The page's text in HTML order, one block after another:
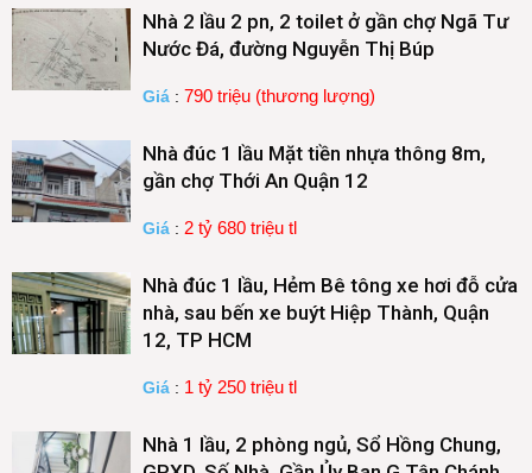
Nhà 2 lầu 2 pn, 2 toilet ở gần chợ Ngã Tư
Nước Đá, đường Nguyễn Thị Búp
Giá : 790 triệu (thương lượng)
Nhà đúc 1 lầu Mặt tiền nhựa thông 8m,
gần chợ Thới An Quận 12
Giá : 2 tỷ 680 triệu tl
Nhà đúc 1 lầu, Hẻm Bê tông xe hơi đỗ cửa
nhà, sau bến xe buýt Hiệp Thành, Quận
12, TP HCM
Giá : 1 tỷ 250 triệu tl
Nhà 1 lầu, 2 phòng ngủ, Sổ Hồng Chung,